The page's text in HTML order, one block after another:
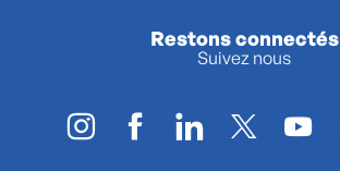
Restons connectés
Suivez nous